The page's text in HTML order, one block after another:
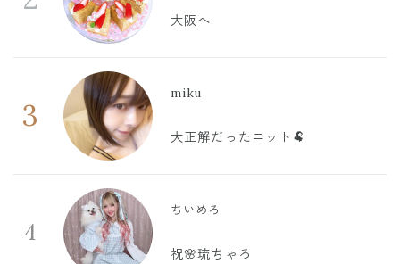
大阪へ
3
miku
大正解だったニット🐏
4
ちいめろ
祝🌸琉ちゃろ